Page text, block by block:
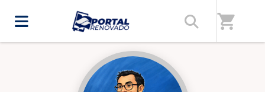
shopping_cart